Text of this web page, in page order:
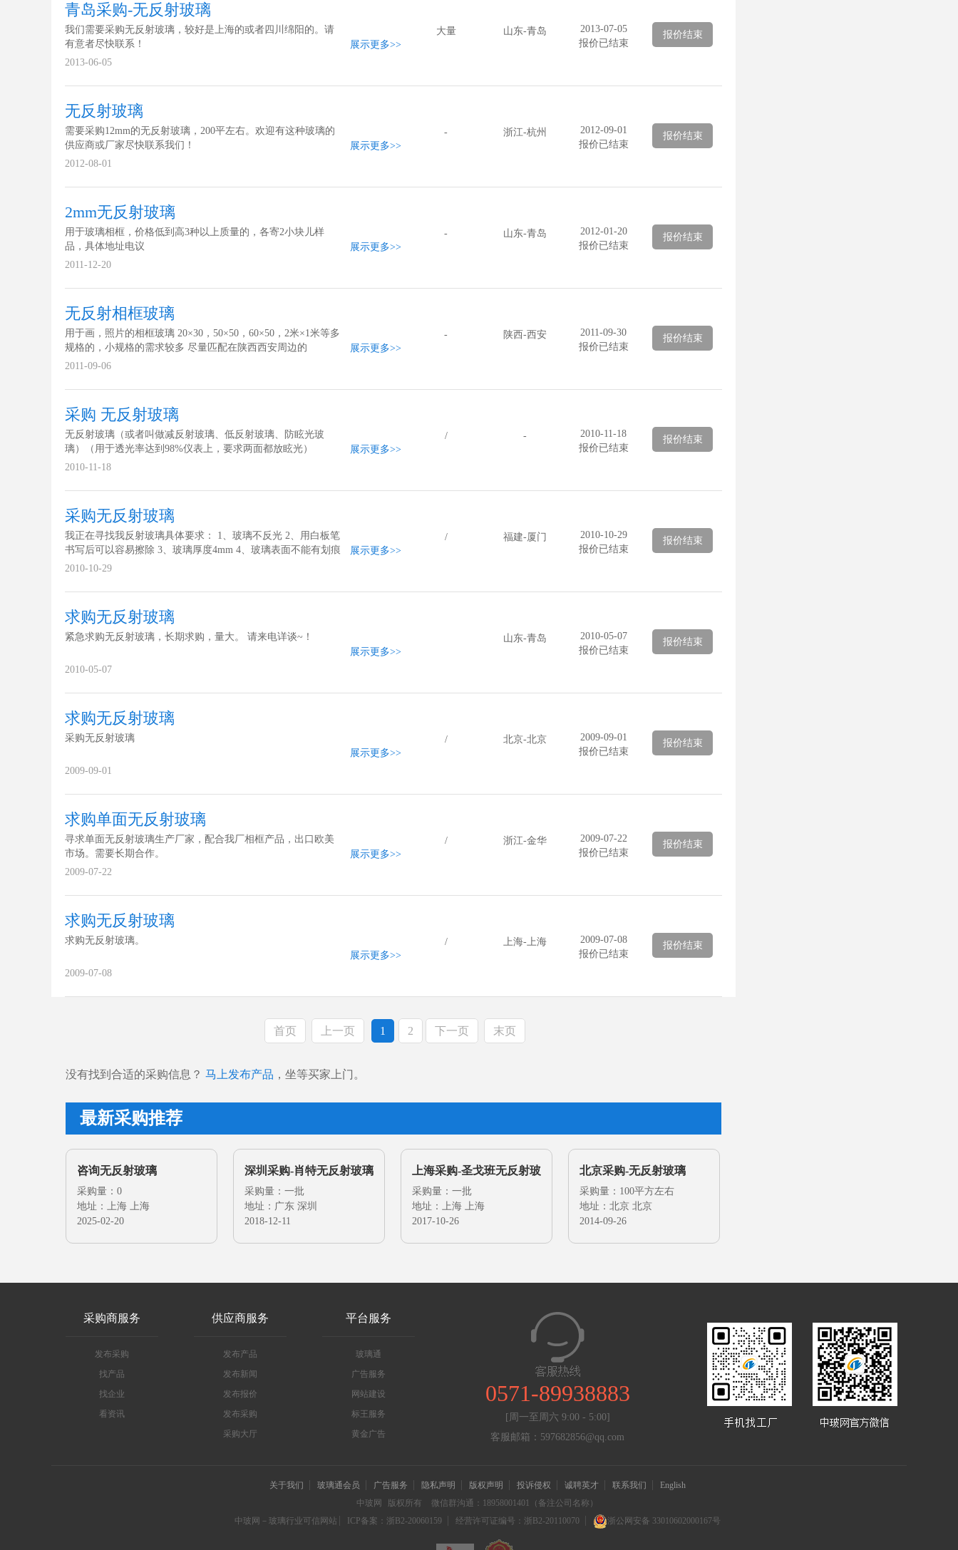
青岛采购-无反射玻璃
我们需要采购无反射玻璃，较好是上海的或者四川绵阳的。请
有意者尽快联系！
展示更多>>
2013-06-05
大量 山东-青岛
2013-07-05
报价已结束
报价结束
无反射玻璃
需要采购12mm的无反射玻璃，200平左右。欢迎有这种玻璃的
供应商或厂家尽快联系我们！
展示更多>>
2012-08-01
- 浙江-杭州
2012-09-01
报价已结束
报价结束
2mm无反射玻璃
用于玻璃相框，价格低到高3种以上质量的，各寄2小块儿样
品，具体地址电议
展示更多>>
2011-12-20
- 山东-青岛
2012-01-20
报价已结束
报价结束
无反射相框玻璃
用于画，照片的相框玻璃 20×30，50×50，60×50，2米×1米等多
规格的，小规格的需求较多 尽量匹配在陕西西安周边的
展示更多>>
2011-09-06
- 陕西-西安
2011-09-30
报价已结束
报价结束
采购 无反射玻璃
无反射玻璃（或者叫做减反射玻璃、低反射玻璃、防眩光玻
璃）（用于透光率达到98%仪表上，要求两面都放眩光）
展示更多>>
2010-11-18
/ -
2010-11-18
报价已结束
报价结束
采购无反射玻璃
我正在寻找我反射玻璃具体要求： 1、玻璃不反光 2、用白板笔
书写后可以容易擦除 3、玻璃厚度4mm 4、玻璃表面不能有划痕
及其他点状及线状缺陷 5、规格从45*60cm到120*180cm不等。
展示更多>>
2010-10-29
/ 福建-厦门
2010-10-29
报价已结束
报价结束
求购无反射玻璃
紧急求购无反射玻璃，长期求购，量大。 请来电详谈~！
展示更多>>
2010-05-07
山东-青岛
2010-05-07
报价已结束
报价结束
求购无反射玻璃
采购无反射玻璃
展示更多>>
2009-09-01
/ 北京-北京
2009-09-01
报价已结束
报价结束
求购单面无反射玻璃
寻求单面无反射玻璃生产厂家，配合我厂相框产品，出口欧美
市场。需要长期合作。
展示更多>>
2009-07-22
/ 浙江-金华
2009-07-22
报价已结束
报价结束
求购无反射玻璃
求购无反射玻璃。
展示更多>>
2009-07-08
/ 上海-上海
2009-07-08
报价已结束
报价结束
首页 上一页 1 2 下一页 末页
没有找到合适的采购信息？ 马上发布产品 ，坐等买家上门。
最新采购推荐
咨询无反射玻璃
采购量：0
地址：上海 上海
2025-02-20
深圳采购-肖特无反射玻璃
采购量：一批
地址：广东 深圳
2018-12-11
上海采购-圣戈班无反射玻
璃
采购量：一批
地址：上海 上海
2017-10-26
北京采购-无反射玻璃
采购量：100平方左右
地址：北京 北京
2014-09-26
采购商服务
发布采购
找产品
找企业
看资讯
供应商服务
发布产品
发布新闻
发布报价
发布采购
采购大厅
平台服务
玻璃通
广告服务
网站建设
标王服务
黄金广告
0571-89938883
[周一至周六 9:00 - 5:00]
客服邮箱：597682856@qq.com
关于我们 玻璃通会员 广告服务 隐私声明 版权声明 投诉侵权 诚聘英才 联系我们
English
中玻网
版权所有
微信群沟通：18958001401（备注公司名称）
中玻网－玻璃行业可信网站
ICP备案：浙B2-20060159 经营许可证编号：浙B2-20110070 浙公网安备 33010602000167号